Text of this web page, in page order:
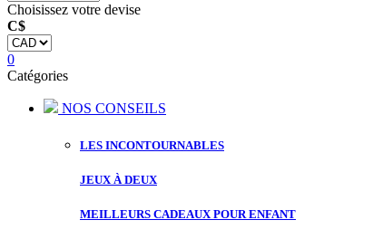
Choisissez votre devise
C$
0
Catégories
NOS CONSEILS
LES INCONTOURNABLES
JEUX À DEUX
MEILLEURS CADEAUX POUR ENFANT